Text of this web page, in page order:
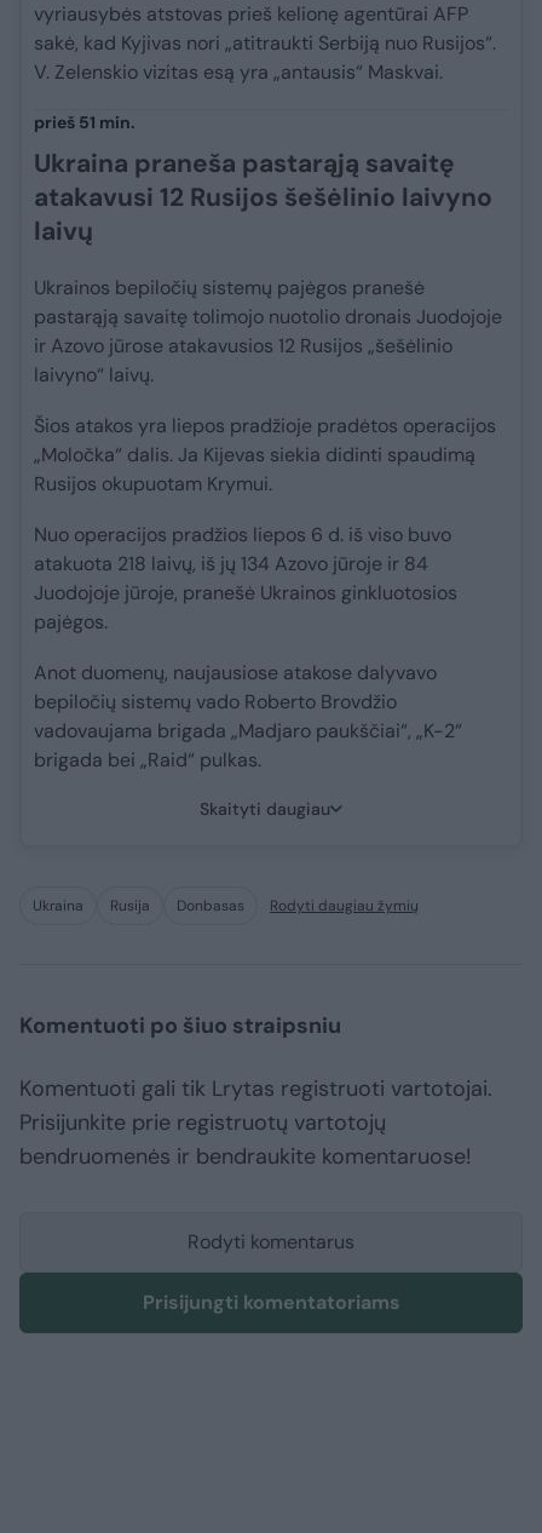
vyriausybės atstovas prieš kelionę agentūrai AFP
sakė, kad Kyjivas nori „atitraukti Serbiją nuo Rusijos“.
V. Zelenskio vizitas esą yra „antausis“ Maskvai.
prieš 51 min.
Ukraina praneša pastarąją savaitę
atakavusi 12 Rusijos šešėlinio laivyno
laivų
Ukrainos bepiločių sistemų pajėgos pranešė
pastarąją savaitę tolimojo nuotolio dronais Juodojoje
ir Azovo jūrose atakavusios 12 Rusijos „šešėlinio
laivyno“ laivų.
Šios atakos yra liepos pradžioje pradėtos operacijos
„Moločka“ dalis. Ja Kijevas siekia didinti spaudimą
Rusijos okupuotam Krymui.
Nuo operacijos pradžios liepos 6 d. iš viso buvo
atakuota 218 laivų, iš jų 134 Azovo jūroje ir 84
Juodojoje jūroje, pranešė Ukrainos ginkluotosios
pajėgos.
Anot duomenų, naujausiose atakose dalyvavo
bepiločių sistemų vado Roberto Brovdžio
vadovaujama brigada „Madjaro paukščiai“, „K-2“
brigada bei „Raid“ pulkas.
Skaityti daugiau
Ukraina Rusija Donbasas Rodyti daugiau žymių
Komentuoti po šiuo straipsniu
Komentuoti gali tik Lrytas registruoti vartotojai.
Prisijunkite prie registruotų vartotojų
bendruomenės ir bendraukite komentaruose!
Rodyti komentarus
Prisijungti komentatoriams